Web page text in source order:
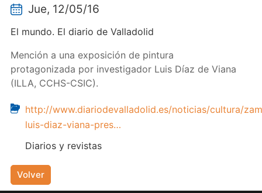
Jue, 12/05/16
El mundo. El diario de Valladolid
Mención a una exposición de pintura
protagonizada por investigador Luis Díaz de Viana
(ILLA, CCHS-CSIC).
http://www.diariodevalladolid.es/noticias/cultura/
luis-diaz-viana-pres…
Diarios y revistas
Volver